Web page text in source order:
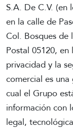
S.A. De C.V. (en
en la calle de
Col. Bosques de
Postal 05120,
privacidad y la
comercial es
cual el Grupo
información con
legal,